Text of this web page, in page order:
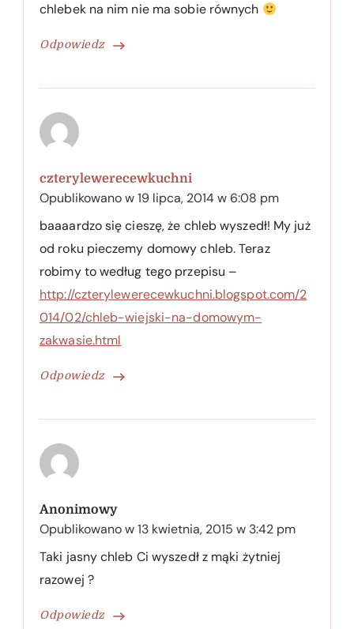
Odpowiedz
chlebek na nim nie ma sobie równych
czterylewerecewkuchni
Opublikowano w19 lipca, 2014 w 6:08 pm
Odpowiedz
baaaardzo się cieszę, że chleb wyszedł! My już
od roku pieczemy domowy chleb. Teraz
robimy to według tego przepisu –
http://czterylewerecewkuchni.blogspot.com/2
014/02/chleb-wiejski-na-domowym-
zakwasie.html
Anonimowy
Opublikowano w13 kwietnia, 2015 w 3:42 pm
Odpowiedz
Taki jasny chleb Ci wyszedł z mąki żytniej
razowej ?